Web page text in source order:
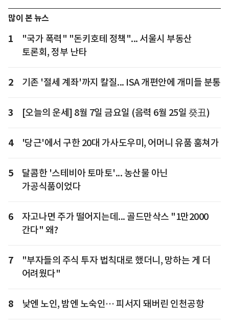
많이 본 뉴스
1
"국가 폭력" "돈키호테 정책"... 서울시 부동산
토론회, 정부 난타
2 기존 '절세 계좌'까지 칼질... ISA 개편안에 개미들 분통
3 [오늘의 운세] 8월 7일 금요일 (음력 6월 25일 癸丑)
4 '당근'에서 구한 20대 가사도우미, 어머니 유품 훔쳐가
5
달콤한 '스테비아 토마토'... 농산물 아닌
가공식품이었다
6
자고나면 주가 떨어지는데... 골드만삭스 "1만2000
간다" 왜?
7
"부자들의 주식 투자 법칙대로 했더니, 망하는 게 더
어려웠다"
8 낮엔 노인, 밤엔 노숙인… 피서지 돼버린 인천공항